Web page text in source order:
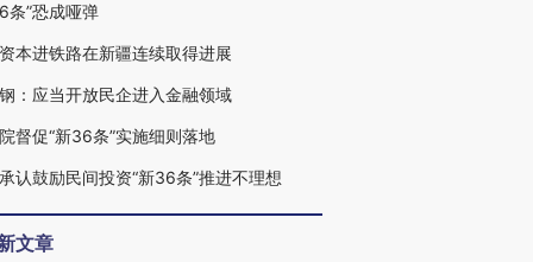
条”恐成哑弹
本进铁路在新疆连续取得进展
：应当开放民企进入金融领域
督促“新36条”实施细则落地
认鼓励民间投资“新36条”推进不理想
文章